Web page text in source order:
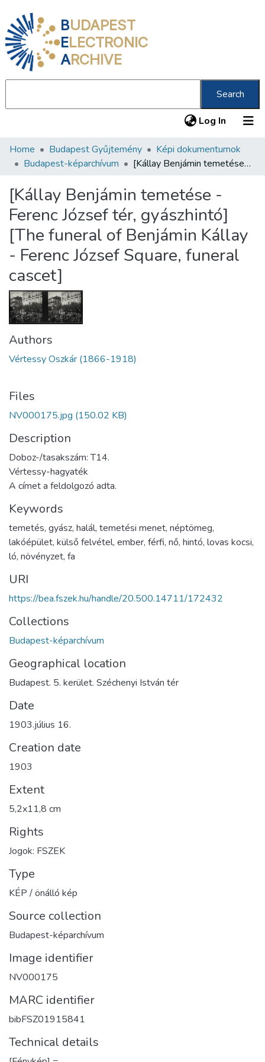
BUDAPEST
ELECTRONIC
ARCHIVE
Search
Log In (current)
Communities & Collections
Statistics
About us
Home Budapest Gyűjtemény
Képi dokumentumok
Budapest-képarchívum
[Kállay Benjámin temetése - Ferenc József tér, gyászhintó] [The funeral of Benjámin Kállay - Ferenc József Square, funeral cascet]
[Kállay Benjámin temetése -
Ferenc József tér, gyászhintó]
[The funeral of Benjámin Kállay
- Ferenc József Square, funeral
cascet]
Authors
Vértessy Oszkár (1866-1918)
Files
NV000175.jpg (150.02 KB)
Description
Doboz-/tasakszám: T14.
Vértessy-hagyaték
A címet a feldolgozó adta.
Keywords
temetés, gyász, halál, temetési menet, néptömeg,
lakóépület, külső felvétel, ember, férfi, nő, hintó, lovas kocsi,
ló, növényzet, fa
URI
https://bea.fszek.hu/handle/20.500.14711/172432
Collections
Budapest-képarchívum
Geographical location
Budapest. 5. kerület. Széchenyi István tér
Date
1903.július 16.
Creation date
1903
Extent
5,2x11,8 cm
Rights
Jogok: FSZEK
Type
KÉP / önálló kép
Source collection
Budapest-képarchívum
Image identifier
NV000175
MARC identifier
bibFSZ01915841
Technical details